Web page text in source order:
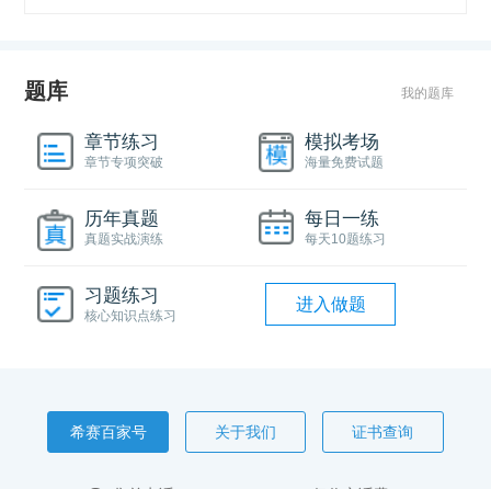
题库 我的题库
章节练习
章节专项突破
模拟考场
海量免费试题
历年真题
真题实战演练
每日一练
每天10题练习
习题练习
核心知识点练习
进入做题
希赛百家号 关于我们 证书查询